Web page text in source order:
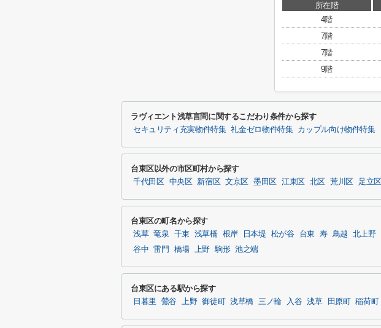
所在階
4階
7階
7階
9階
ラヴィエント浅草言問に関するこだわり条件から探す
セキュリティ充実物件特集 礼金ゼロ物件特集 カップル向け物件特集
台東区以外の市区町村から探す
千代田区 中央区 新宿区 文京区 墨田区 江東区 北区 荒川区 足立区
台東区の町名から探す
浅草 竜泉 千束 浅草橋 根岸 日本堤 松が谷 台東 寿 鳥越 北上野
谷中 雷門 橋場 上野 駒形 池之端
台東区にある駅から探す
日暮里 鶯谷 上野 御徒町 浅草橋 三ノ輪 入谷 浅草 田原町 稲荷町